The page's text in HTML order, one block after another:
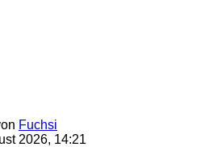
Fuchsi
2026, 14:21